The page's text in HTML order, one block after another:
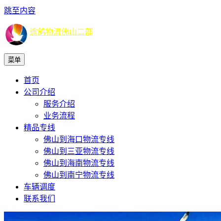
跳至内容
途鸽物流佛山二部
菜单
首页
公司介绍
服务介绍
业务流程
精品专线
佛山到海口物流专线
佛山到三亚物流专线
佛山到海南物流专线
佛山到南宁物流专线
车辆调度
联系我们